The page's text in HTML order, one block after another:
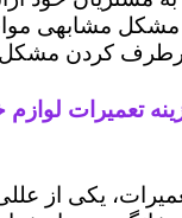
مشکل مشابهی
کردن مشکل
تعمیرات
تعمیرات، یکی از